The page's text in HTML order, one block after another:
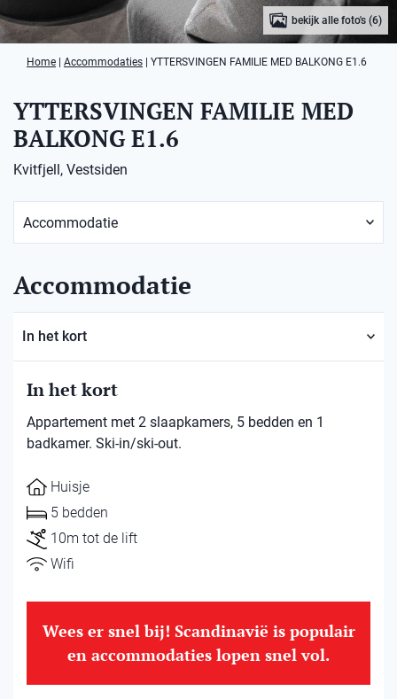
bekijk alle foto's (6)
Home Accommodaties YTTERSVINGEN FAMILIE MED BALKONG E1.6
YTTERSVINGEN FAMILIE MED
BALKONG E1.6
Kvitfjell, Vestsiden
Accommodatie
In het kort
In het kort
Appartement met 2 slaapkamers, 5 bedden en 1
badkamer. Ski-in/ski-out.
Huisje
5 bedden
10m tot de lift
Wifi
Wees er snel bij! Scandinavië is populair
en accommodaties lopen snel vol.